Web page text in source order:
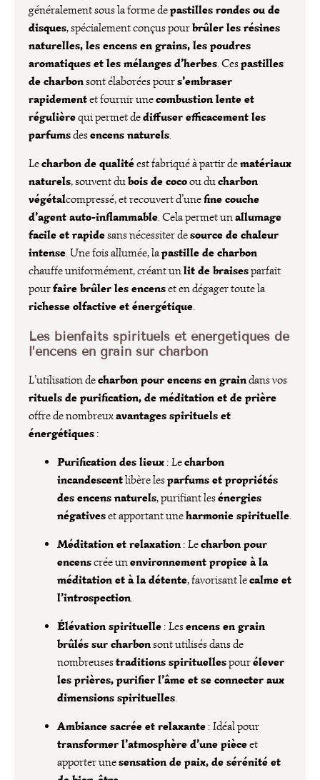
généralement sous la forme depastilles rondes ou de
disques, spécialement conçus pourbrûler les résines
naturelles, les encens en grains, les poudres
aromatiques et les mélanges d’herbes. Cespastilles
de charbonsont élaborées pours’embraser
rapidementet fournir unecombustion lente et
régulièrequi permet dediffuser efficacement les
parfumsdesencens naturels.
Lecharbon de qualitéest fabriqué à partir dematériaux
naturels, souvent dubois de cocoou ducharbon
végétalcompressé, et recouvert d’unefine couche
d’agent auto-inflammable. Cela permet unallumage
facile et rapidesans nécessiter desource de chaleur
intense. Une fois allumée, lapastille de charbon
chauffe uniformément, créant unlit de braisesparfait
pourfaire brûler les encenset en dégager toute la
richesse olfactive et énergétique.
Les bienfaits spirituels et énergétiques de
l’encens en grain sur charbon
L’utilisation decharbon pour encens en graindans vos
rituels de purification, de méditation et de prière
offre de nombreuxavantages spirituels et
énergétiques :
Purification des lieux : Lecharbon
incandescentlibère lesparfums et propriétés
des encens naturels, purifiant lesénergies
négativeset apportant uneharmonie spirituelle.
Méditation et relaxation : Lecharbon pour
encenscrée unenvironnement propice à la
méditation et à la détente, favorisant lecalme et
l’introspection.
Élévation spirituelle : Lesencens en grain
brûlés sur charbonsont utilisés dans de
nombreusestraditions spirituellespourélever
les prières, purifier l’âme et se connecter aux
dimensions spirituelles.
Ambiance sacrée et relaxante : Idéal pour
transformer l’atmosphère d’une pièceet
apporter unesensation de paix, de sérénité et